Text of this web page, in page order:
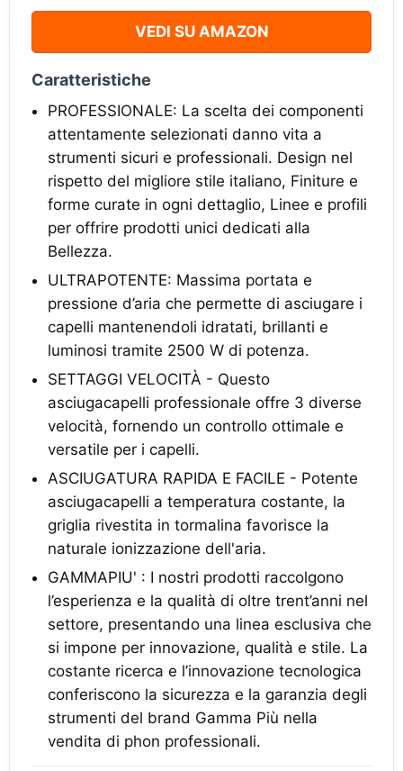
VEDI SU AMAZON
Caratteristiche
PROFESSIONALE: La scelta dei componenti
attentamente selezionati danno vita a
strumenti sicuri e professionali. Design nel
rispetto del migliore stile italiano, Finiture e
forme curate in ogni dettaglio, Linee e profili
per offrire prodotti unici dedicati alla
Bellezza.
ULTRAPOTENTE: Massima portata e
pressione d’aria che permette di asciugare i
capelli mantenendoli idratati, brillanti e
luminosi tramite 2500 W di potenza.
SETTAGGI VELOCITÀ - Questo
asciugacapelli professionale offre 3 diverse
velocità, fornendo un controllo ottimale e
versatile per i capelli.
ASCIUGATURA RAPIDA E FACILE - Potente
asciugacapelli a temperatura costante, la
griglia rivestita in tormalina favorisce la
naturale ionizzazione dell'aria.
GAMMAPIU' : I nostri prodotti raccolgono
l’esperienza e la qualità di oltre trent’anni nel
settore, presentando una linea esclusiva che
si impone per innovazione, qualità e stile. La
costante ricerca e l’innovazione tecnologica
conferiscono la sicurezza e la garanzia degli
strumenti del brand Gamma Più nella
vendita di phon professionali.